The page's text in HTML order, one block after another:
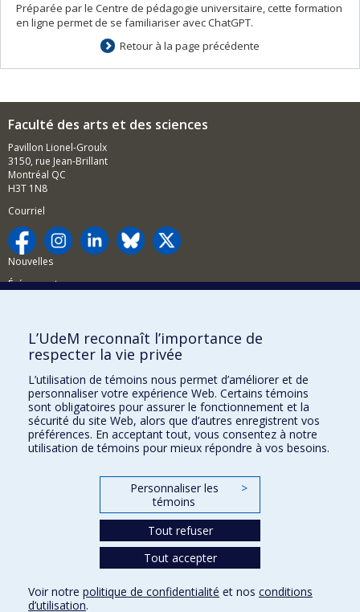
Préparée par le Centre de pédagogie universitaire, cette formation
en ligne permet de se familiariser avec ChatGPT.
Retour à la page précédente
Faculté des arts et des sciences
Pavillon Lionel-Groulx
3150, rue Jean-Brillant
Montréal QC
H3T 1N8
Courriel
Nouvelles
Événements
BESOIN D'AIDE?
Plan du site
Signaler une erreur
Accessibilité
FACULTÉ DES ARTS ET DES SCIENCES
Nos programmes et cours
Conditions d’utilisation
Paramètres des témoins
L’UdeM reconnaît l’importance de
respecter la vie privée
L’utilisation de témoins nous permet d’améliorer et de
personnaliser votre expérience Web. Certains témoins
sont obligatoires pour assurer le fonctionnement et la
sécurité du site Web, alors que d’autres enregistrent vos
préférences. En acceptant tout, vous consentez à notre
utilisation de témoins pour mieux répondre à vos besoins.
Personnaliser les
témoins
>
Tout refuser
Tout accepter
Voir notre politique de confidentialité et nos conditions
d’utilisation.